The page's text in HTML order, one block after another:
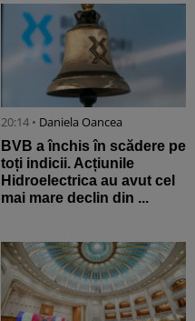
20:14 • Daniela Oancea
BVB a închis în scădere pe
toți indicii. Acțiunile
Hidroelectrica au avut cel
mai mare declin din ...